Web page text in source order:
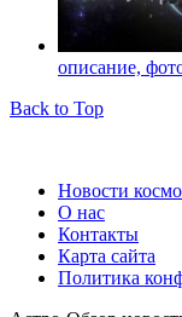
описание,
Back to Top
Новости
О нас
Контакты
Карта сайта
Политика